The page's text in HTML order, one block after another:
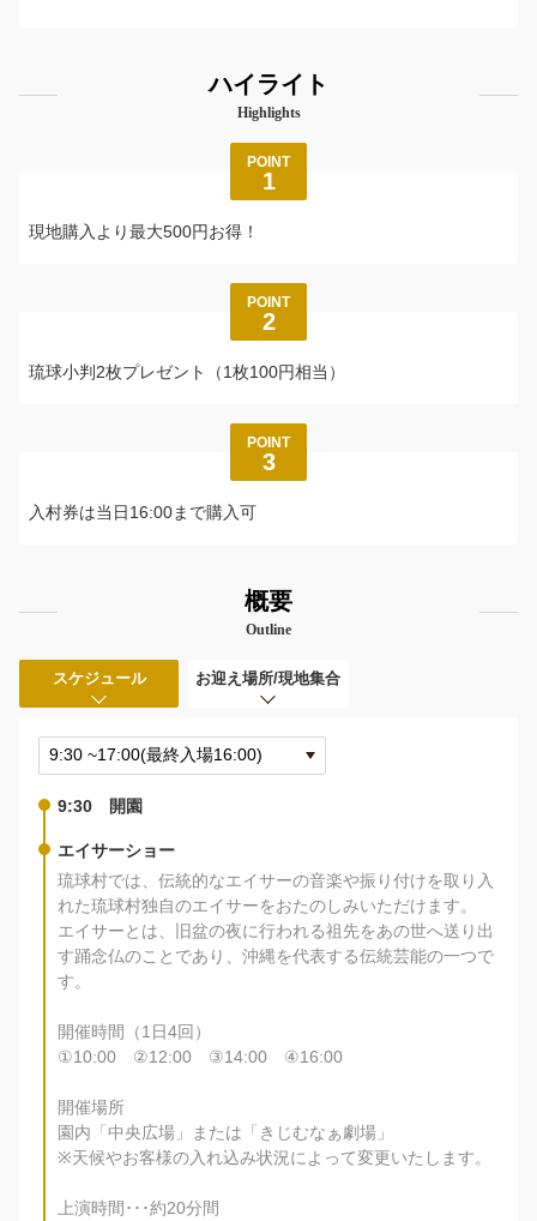
ハイライト
Highlights
POINT
1
現地購入より最大500円お得！
POINT
2
琉球小判2枚プレゼント（1枚100円相当）
POINT
3
入村券は当日16:00まで購入可
概要
Outline
スケジュール お迎え場所/現地集合
9:30 開園
エイサーショー
琉球村では、伝統的なエイサーの音楽や振り付けを取り入
れた琉球村独自のエイサーをおたのしみいただけます。
エイサーとは、旧盆の夜に行われる祖先をあの世へ送り出
す踊念仏のことであり、沖縄を代表する伝統芸能の一つで
す。
開催時間（1日4回）
①10:00 ②12:00 ③14:00 ④16:00
開催場所
園内「中央広場」または「きじむなぁ劇場」
※天候やお客様の入れ込み状況によって変更いたします。
上演時間･･･約20分間